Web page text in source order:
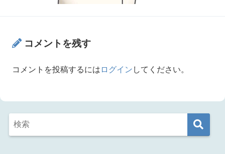
コメントを残す
コメントを投稿するには ログイン してください。